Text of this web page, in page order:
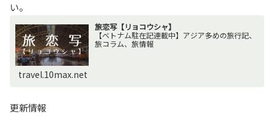
い。
旅恋写【リョコウシャ】
【ベトナム駐在記連載中】アジア多めの旅行記、
旅コラム、旅情報
travel.10max.net
更新情報